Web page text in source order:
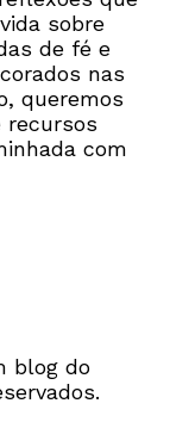
sobre
de fé e
nas
queremos
recursos
com
blog do